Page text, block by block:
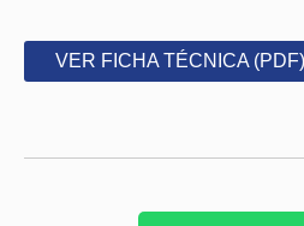
VER FICHA TÉCNICA (PDF)